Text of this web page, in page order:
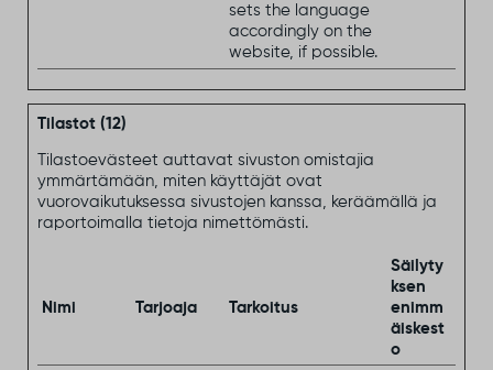
sets the language
accordingly on the
website, if possible.
Tilastot (12)
Tilastoevästeet auttavat sivuston omistajia
ymmärtämään, miten käyttäjät ovat
vuorovaikutuksessa sivustojen kanssa, keräämällä ja
raportoimalla tietoja nimettömästi.
Nimi Tarjoaja Tarkoitus
Säilyty
ksen
enimm
äiskest
o